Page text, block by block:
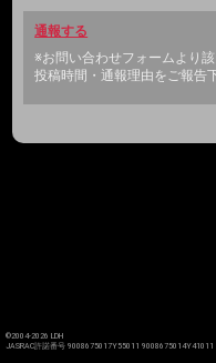
通報する
※お問い合わせフォームより
投稿時間・通報理由をご報告
©2004-2026 LDH
JASRAC許諾番号 9008675017Y55011 9008675014Y41011